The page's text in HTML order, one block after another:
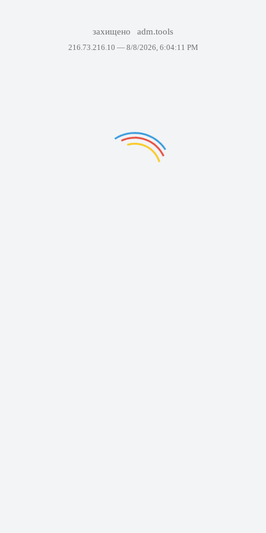
захищено adm.tools
216.73.216.10 — 8/8/2026, 6:04:11 PM